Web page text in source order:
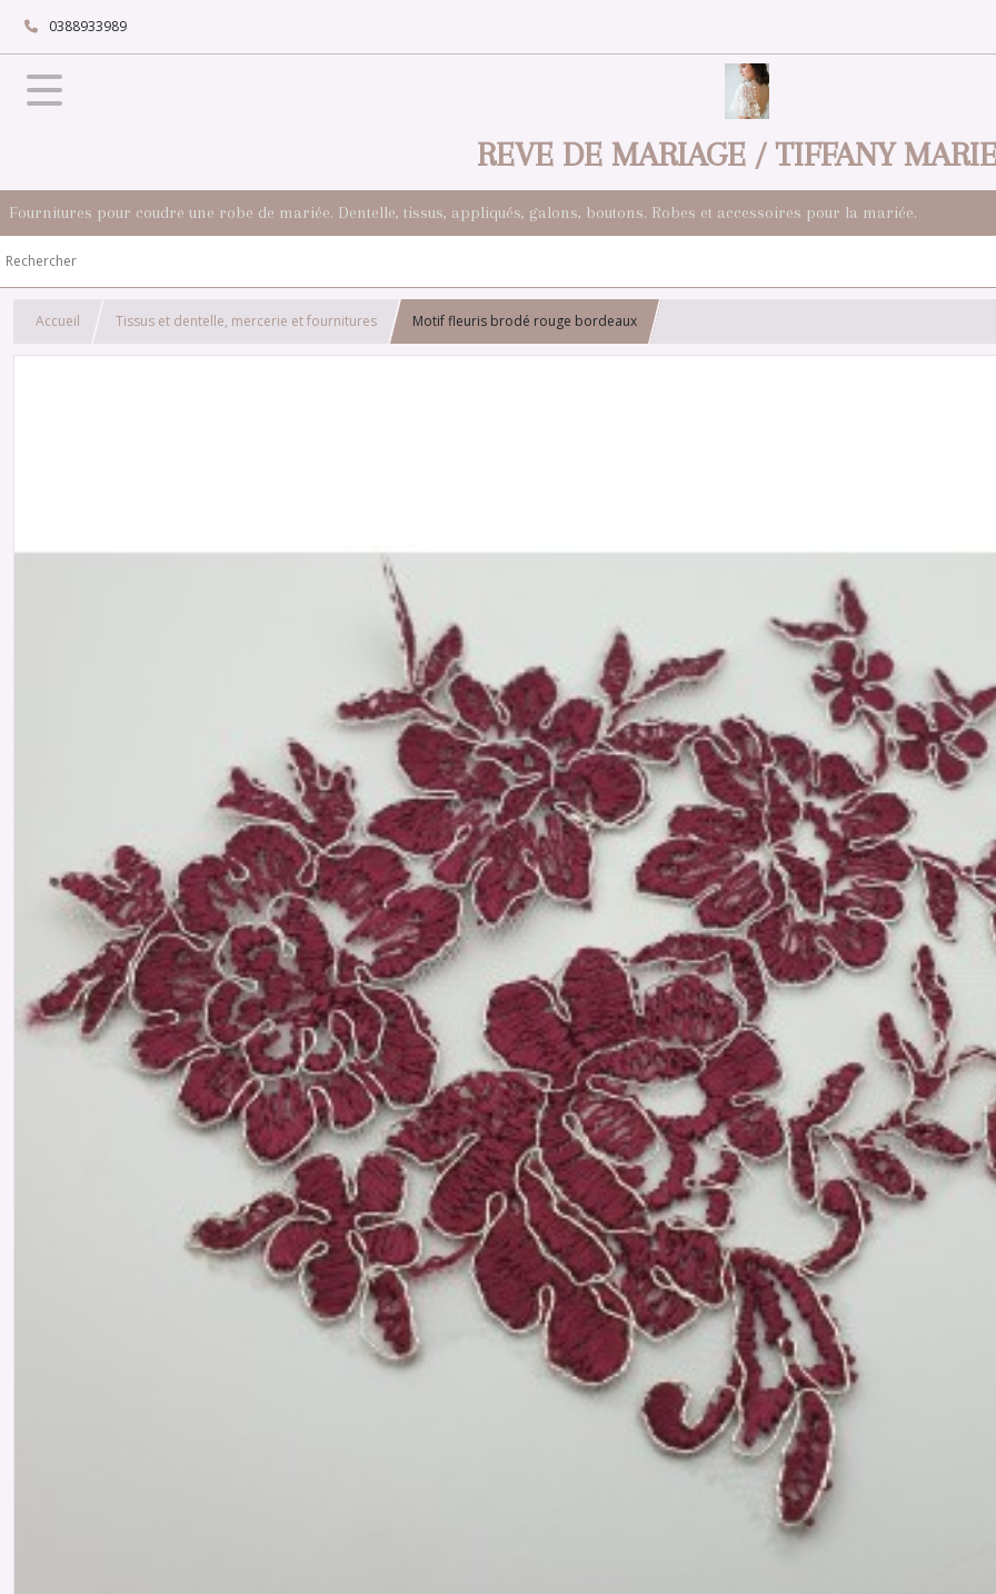
0388933989
REVE DE MARIAGE / TIFFANY
Fournitures pour coudre une robe de mariée. Dentelle, tissus, appliqués, galons, boutons. Robes et accessoires pour la mariée.
Accueil Tissus et dentelle, mercerie et fournitures Motif fleuris brodé rouge bordeaux